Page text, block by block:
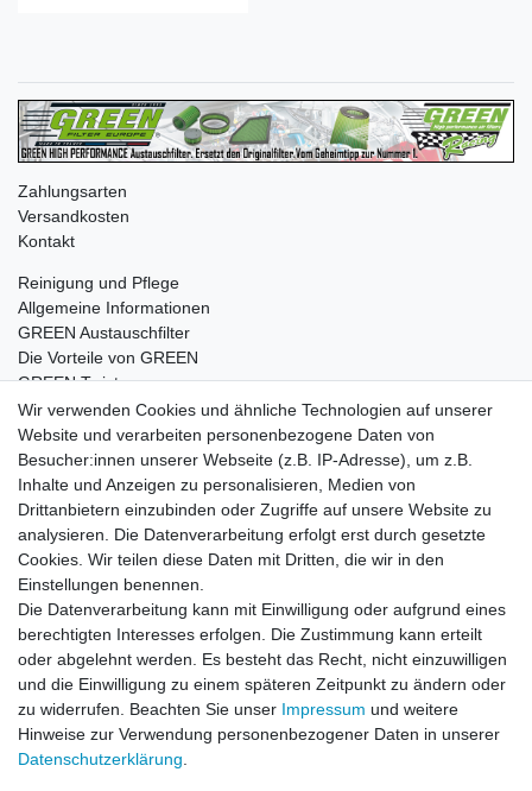
Zahlungsarten
Versandkosten
Kontakt
Reinigung und Pflege
Allgemeine Informationen
GREEN Austauschfilter
Die Vorteile von GREEN
GREEN Twister
Impressum Daten­schutz­erklärung AGB
Barrierefreiheitserklärung Widerrufs­recht
Vertrag widerrufen Kontakt
© Copyright 2026 | Alle Rechte vorbehalten.
Wir verwenden Cookies und ähnliche Technologien auf unserer
Website und verarbeiten personenbezogene Daten von
Besucher:innen unserer Webseite (z.B. IP-Adresse), um z.B.
Inhalte und Anzeigen zu personalisieren, Medien von
Drittanbietern einzubinden oder Zugriffe auf unsere Website zu
analysieren. Die Datenverarbeitung erfolgt erst durch gesetzte
Cookies. Wir teilen diese Daten mit Dritten, die wir in den
Einstellungen benennen.
Die Datenverarbeitung kann mit Einwilligung oder aufgrund eines
berechtigten Interesses erfolgen. Die Zustimmung kann erteilt
oder abgelehnt werden. Es besteht das Recht, nicht einzuwilligen
und die Einwilligung zu einem späteren Zeitpunkt zu ändern oder
zu widerrufen. Beachten Sie unser Impressum und weitere
Hinweise zur Verwendung personenbezogener Daten in unserer
Daten­schutz­erklärung